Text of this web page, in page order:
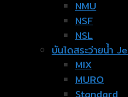
NMU
NSF
NSL
บันไดสระว่ายน้ำ
MIX
MURO